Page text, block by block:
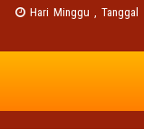
Hari Minggu , Tanggal